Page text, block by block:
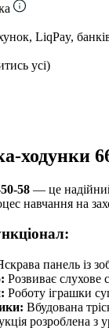
усі)
ходунки
58 — це
навчання на
панель із
Розвиває слухове
Роботу іграшки
Вбудована
розроблена з